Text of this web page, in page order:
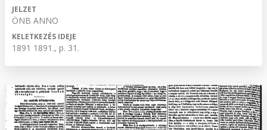
JELZET
ÖNB ANNO
KELETKEZÉS IDEJE
1891 1891., p. 31.